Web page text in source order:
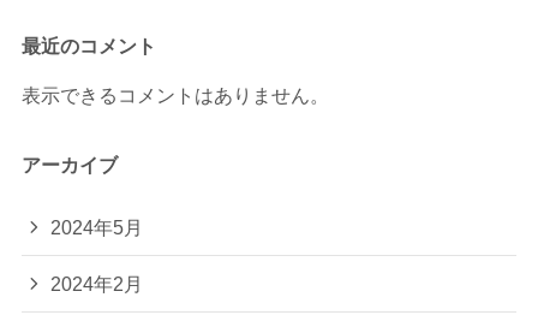
最近のコメント
表示できるコメントはありません。
アーカイブ
2024年5月
2024年2月